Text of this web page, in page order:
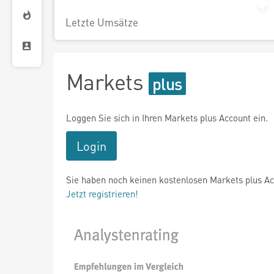
Letzte Umsätze
Markets
Loggen Sie sich in Ihren Markets plus Account ein.
Login
Sie haben noch keinen kostenlosen Markets plus
Jetzt registrieren!